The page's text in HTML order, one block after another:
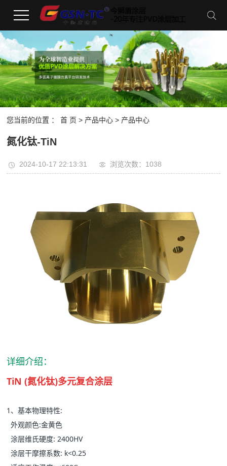
您当前的位置 ：首 页 > 产品中心 > 产品中心
氮化钛-TiN
2024-10-17 22:13:31 浏览次数：1038
详细介绍：
TiN (氮化钛)多元复合涂层
1、基本物理特性:
外观颜色:金黄色
涂层维氏硬度: 2400HV
涂层干摩擦系数: k<0.25